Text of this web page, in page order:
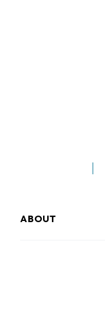
ABOUT